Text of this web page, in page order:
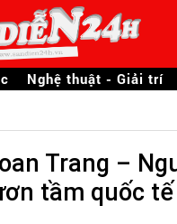
Nghệ thuật - Giải trí
Trang –
tầm quốc tế